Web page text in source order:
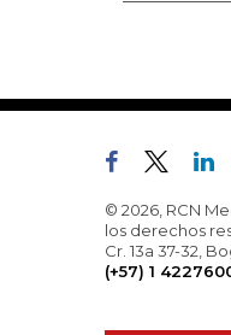
© 2026, RCN
los derechos
Cr. 13a 37-32,
(+57) 1